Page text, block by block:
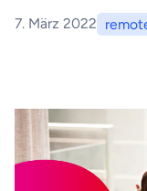
7. März 2022